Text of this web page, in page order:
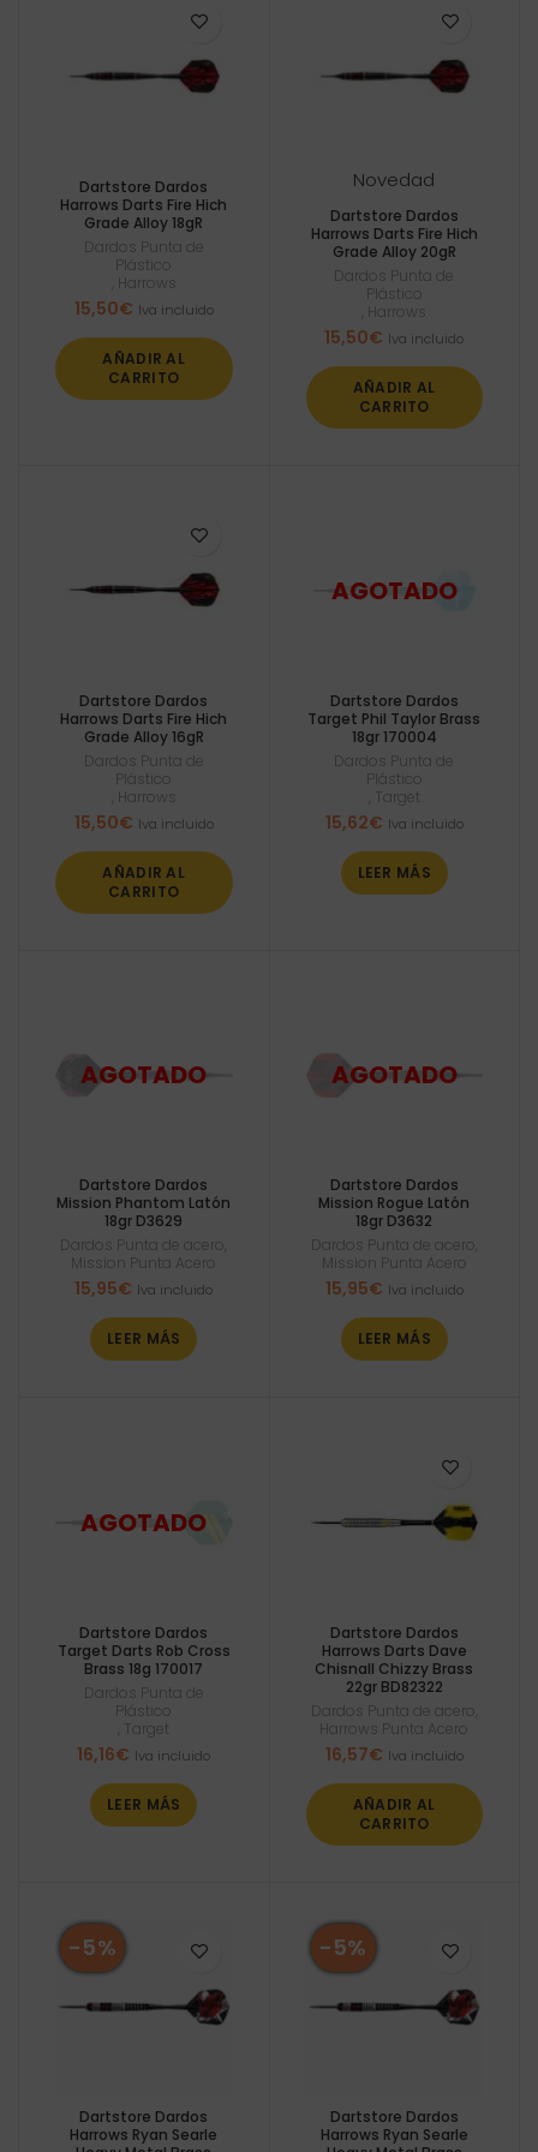
Dartstore Dardos
Harrows Darts Fire Hich
Grade Alloy 18gR
Dardos Punta de
Plástico
Harrows
15,50€ Iva incluido
AÑADIR AL
CARRITO
Novedad
Dartstore Dardos
Harrows Darts Fire Hich
Grade Alloy 20gR
Dardos Punta de
Plástico
Harrows
15,50€ Iva incluido
AÑADIR AL
CARRITO
Dartstore Dardos
Harrows Darts Fire Hich
Grade Alloy 16gR
Dardos Punta de
Plástico
Harrows
15,50€ Iva incluido
AÑADIR AL
CARRITO
Dartstore Dardos
Target Phil Taylor Brass
18gr 170004
Dardos Punta de
Plástico
Target
15,62€ Iva incluido
LEER MÁS
Dartstore Dardos
Mission Phantom Latón
18gr D3629
Dardos Punta de acero
Mission Punta Acero
15,95€ Iva incluido
LEER MÁS
Dartstore Dardos
Mission Rogue Latón
18gr D3632
Dardos Punta de acero
Mission Punta Acero
15,95€ Iva incluido
LEER MÁS
Dartstore Dardos
Target Darts Rob Cross
Brass 18g 170017
Dardos Punta de
Plástico
Target
16,16€ Iva incluido
LEER MÁS
Dartstore Dardos
Harrows Darts Dave
Chisnall Chizzy Brass
22gr BD82322
Dardos Punta de acero
Harrows Punta Acero
16,57€ Iva incluido
AÑADIR AL
CARRITO
-5%
Dartstore Dardos
Harrows Ryan Searle
-5%
Dartstore Dardos
Harrows Ryan Searle